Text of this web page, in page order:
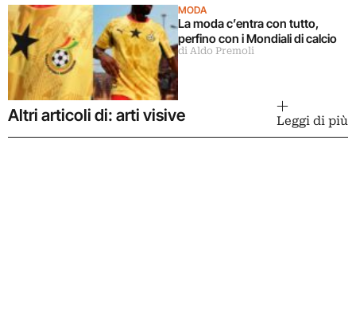
MODA
La moda c’entra con tutto,
perfino con i Mondiali di calcio
di Aldo Premoli
Altri articoli di: arti visive Leggi di più